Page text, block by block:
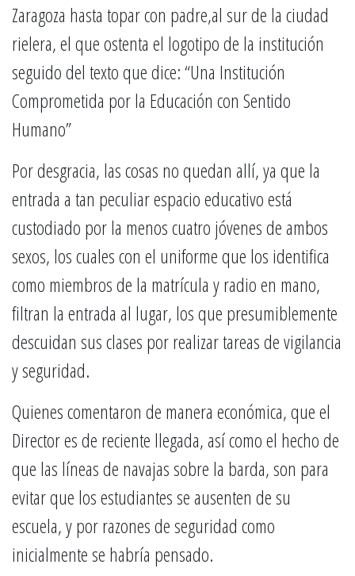
Zaragoza hasta topar con padre,al sur de la ciudad
rielera, el que ostenta el logotipo de la institución
seguido del texto que dice: “Una Institución
Comprometida por la Educación con Sentido
Humano”
Por desgracia, las cosas no quedan allí, ya que la
entrada a tan peculiar espacio educativo está
custodiado por la menos cuatro jóvenes de ambos
sexos, los cuales con el uniforme que los identifica
como miembros de la matrícula y radio en mano,
filtran la entrada al lugar, los que presumiblemente
descuidan sus clases por realizar tareas de vigilancia
y seguridad.
Quienes comentaron de manera económica, que el
Director es de reciente llegada, así como el hecho de
que las líneas de navajas sobre la barda, son para
evitar que los estudiantes se ausenten de su
escuela, y por razones de seguridad como
inicialmente se habría pensado.